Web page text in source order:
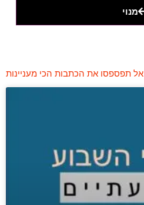
מנוי
אל תפספסו את הכתבות הכי מעניינות